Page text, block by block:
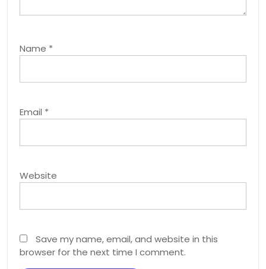
Name *
Email *
Website
Save my name, email, and website in this
browser for the next time I comment.